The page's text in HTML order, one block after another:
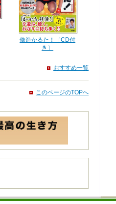
修造かるた！［CD付
き］
おすすめ一覧
このページのTOPへ